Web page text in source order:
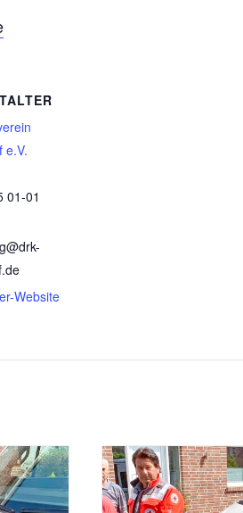
e.V.
01-01
Website